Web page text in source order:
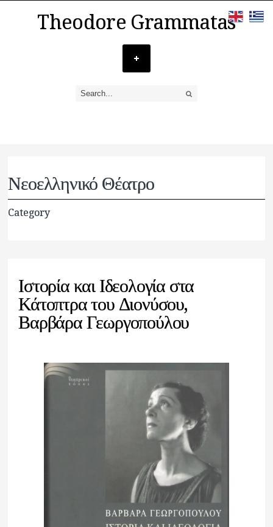
Theodore Grammatas
Νεοελληνικό Θέατρο
Category
Ιστορία και Ιδεολογία στα
Κάτοπτρα του Διονύσου,
Βαρβάρα Γεωργοπούλου